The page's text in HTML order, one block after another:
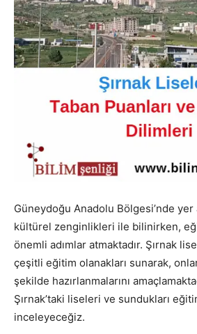
Güneydoğu Anadolu Bölgesi’nde yer
kültürel zenginlikleri ile bilinirken,
önemli adımlar atmaktadır. Şırnak
çeşitli eğitim olanakları sunarak,
şekilde hazırlanmalarını
Şırnak’taki liseleri ve sundukları
inceleyeceğiz.